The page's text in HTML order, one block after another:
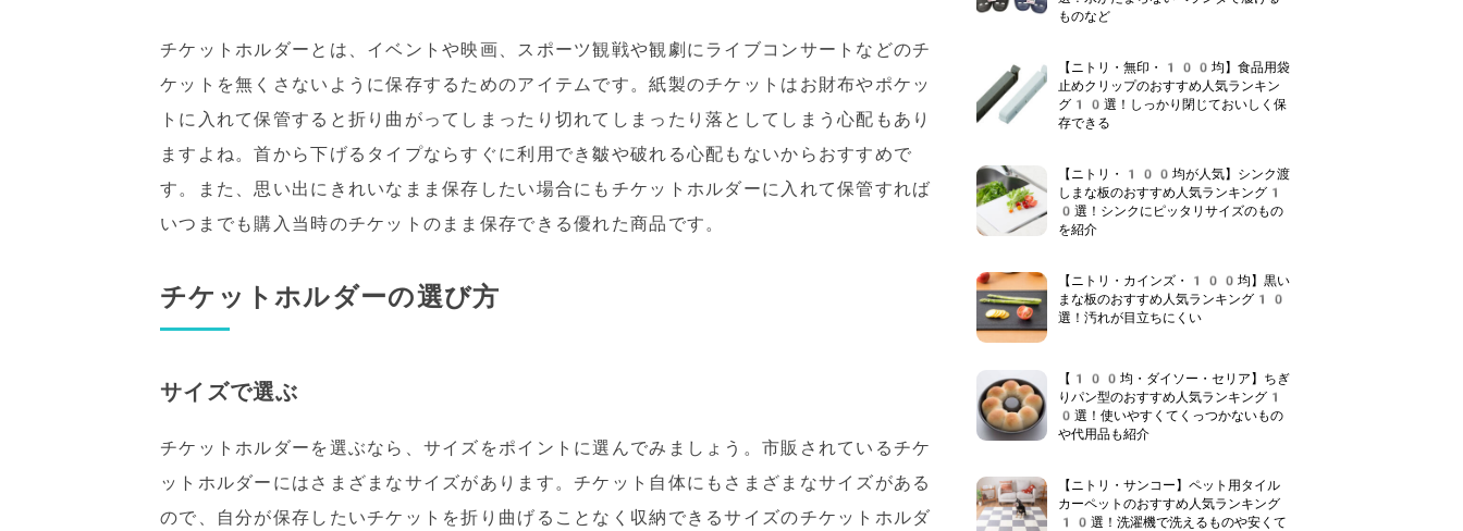
チケットホルダーとは、イベントや映画、スポーツ観戦や観劇にライブコンサートなどのチ
ケットを無くさないように保存するためのアイテムです。紙製のチケットはお財布やポケッ
トに入れて保管すると折り曲がってしまったり切れてしまったり落としてしまう心配もあり
ますよね。首から下げるタイプならすぐに利用でき皺や破れる心配もないからおすすめで
す。また、思い出にきれいなまま保存したい場合にもチケットホルダーに入れて保管すれば
いつまでも購入当時のチケットのまま保存できる優れた商品です。
チケットホルダーの選び方
サイズで選ぶ
チケットホルダーを選ぶなら、サイズをポイントに選んでみましょう。市販されているチケ
ットホルダーにはさまざまなサイズがあります。チケット自体にもさまざまなサイズがある
ので、自分が保存したいチケットを折り曲げることなく収納できるサイズのチケットホルダ
ものなど
【ニトリ・無印・100均】食品用袋
止めクリップのおすすめ人気ランキン
グ10選！しっかり閉じておいしく保
存できる
【ニトリ・100均が人気】シンク渡
しまな板のおすすめ人気ランキング1
0選！シンクにピッタリサイズのもの
を紹介
【ニトリ・カインズ・100均】黒い
まな板のおすすめ人気ランキング10
選！汚れが目立ちにくい
【100均・ダイソー・セリア】ちぎ
りパン型のおすすめ人気ランキング1
0選！使いやすくてくっつかないもの
や代用品も紹介
【ニトリ・サンコー】ペット用タイル
カーペットのおすすめ人気ランキング
10選！洗濯機で洗えるものや安くて